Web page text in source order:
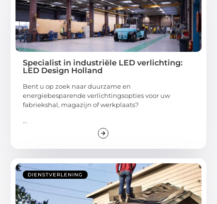
Specialist in industriële LED verlichting:
LED Design Holland
Bent u op zoek naar duurzame en
energiebesparende verlichtingsopties voor uw
fabriekshal, magazijn of werkplaats?
...
DIENSTVERLENING